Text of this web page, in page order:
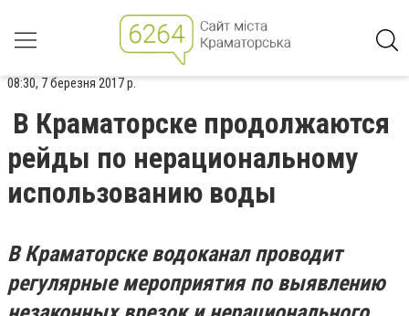
08:30, 7 березня 2017 р.
В Краматорске продолжаются
рейды по нерациональному
использованию воды
В Краматорске водоканал проводит
регулярные мероприятия по выявлению